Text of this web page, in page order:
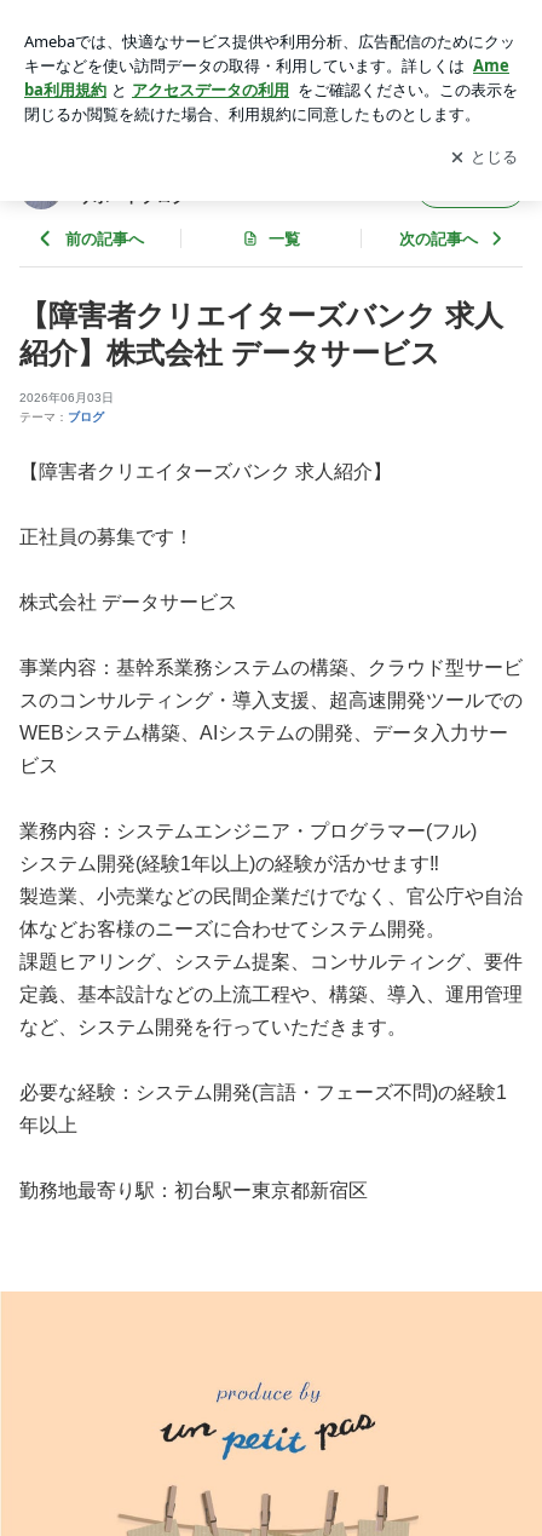
ービス | 障害者の転職･求人 就職･採用 雇用就労支援サポート
ブログ
アプリをダウンロードして ブログの更新通知
を受け取りまし
ょう。
開く
サポートブログ
前の記事へ 一覧 次の記事へ
【障害者クリエイターズバンク 求人
紹介】株式会社 データサービス
2026年06月03日
テーマ： ブログ
【障害者クリエイターズバンク 求人紹介】
正社員の募集です！
株式会社 データサービス
事業内容：基幹系業務システムの構築、クラウド型サービ
スのコンサルティング・導入支援、超高速開発ツールでの
WEBシステム構築、AIシステムの開発、データ入力サー
ビス
業務内容：システムエンジニア・プログラマー(フル)
システム開発(経験1年以上)の経験が活かせます‼
製造業、小売業などの民間企業だけでなく、官公庁や自治
体などお客様のニーズに合わせてシステム開発。
課題ヒアリング、システム提案、コンサルティング、要件
定義、基本設計などの上流工程や、構築、導入、運用管理
など、システム開発を行っていただきます。
必要な経験：システム開発(言語・フェーズ不問)の経験1
年以上
勤務地最寄り駅：初台駅ー東京都新宿区